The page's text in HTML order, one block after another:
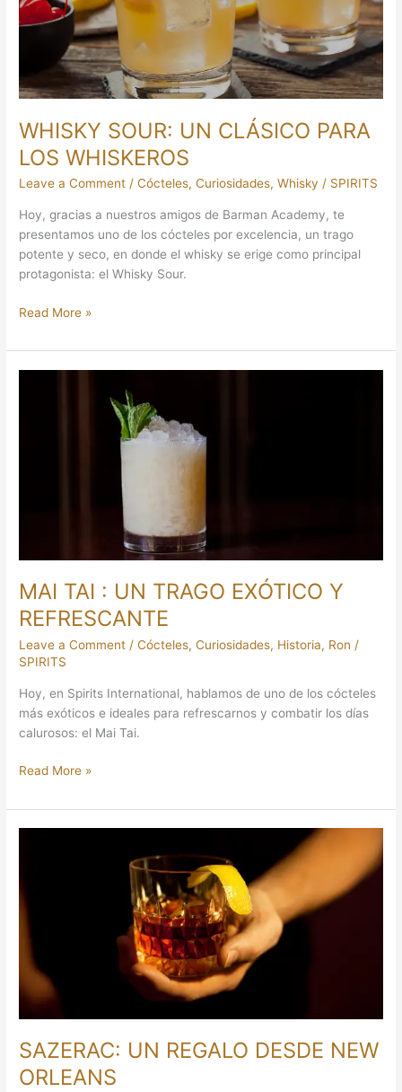
WHISKY SOUR: UN CLÁSICO PARA
LOS WHISKEROS
Leave a Comment /Cócteles,Curiosidades,Whisky / SPIRITS
Hoy, gracias a nuestros amigos de Barman Academy, te
presentamos uno de los cócteles por excelencia, un trago
potente y seco, en donde el whisky se erige como principal
protagonista: el Whisky Sour.
LOS
WHISKEROS
Read More »
MAI TAI : UN TRAGO EXÓTICO Y
REFRESCANTE
Leave a Comment /Cócteles,Curiosidades, Historia, Ron /
SPIRITS
Hoy, en Spirits International, hablamos de uno de los cócteles
más exóticos e ideales para refrescarnos y combatir los días
calurosos: el Mai Tai.
Read More »
SAZERAC: UN REGALO DESDE NEW
ORLEANS